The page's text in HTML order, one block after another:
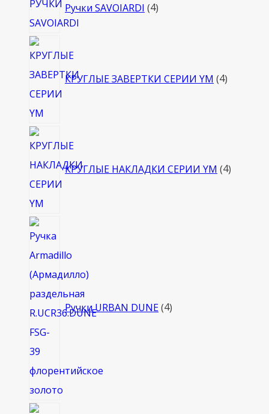
Ручки SAVOIARDI 4товара
КРУГЛЫЕ ЗАВЕРТКИ СЕРИИ YM 4
КРУГЛЫЕ НАКЛАДКИ СЕРИИ YM 4
Ручки URBAN DUNE 4